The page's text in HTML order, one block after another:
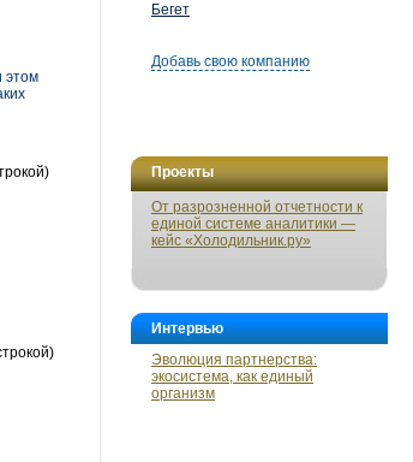
Бегет
Добавь свою компанию
Проекты
От разрозненной отчетности к
единой системе аналитики —
кейс «Холодильник.ру»
Интервью
Эволюция партнерства:
экосистема, как единый
организм
этом